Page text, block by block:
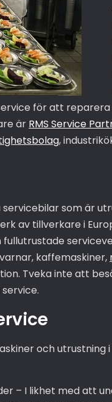
för att
är RMS Service
,
servicebilar som är
av tillverkare i
kaffemaskiner,
Tveka inte att
och utrustning
– I likhet med att